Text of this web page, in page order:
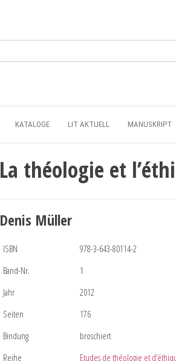
KATALOGE LIT AKTUELL MANUSKRIPT
La théologie et
Denis Müller
ISBN
978-3-643-80114-2
Band-Nr.
1
Jahr
2012
Seiten
176
Bindung
broschiert
Reihe
Etudes de théologie et